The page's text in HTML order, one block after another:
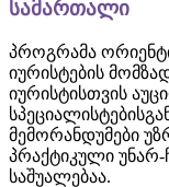
სამართალი
პროგრამა
იურისტების
იურისტისთვის
მემორანდუმები
პრაქტიკული უნარ-
საშუალებაა.